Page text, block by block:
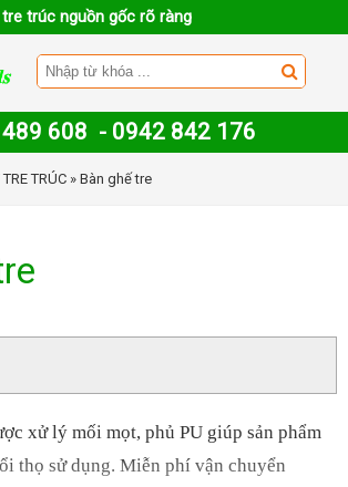
trúc nguồn gốc rõ ràng
608 - 0942 842 176
TRÚC » Bàn ghế tre
xử lý mối mọt, phủ PU giúp sản phẩm
thọ sử dụng. Miễn phí vận chuyển